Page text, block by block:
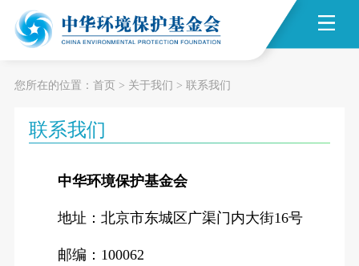
您所在的位置： 首页> 关于我们 > 联系我们
联系我们
中华环境保护基金会
地址：北京市东城区广渠门内大街16号
邮编：100062